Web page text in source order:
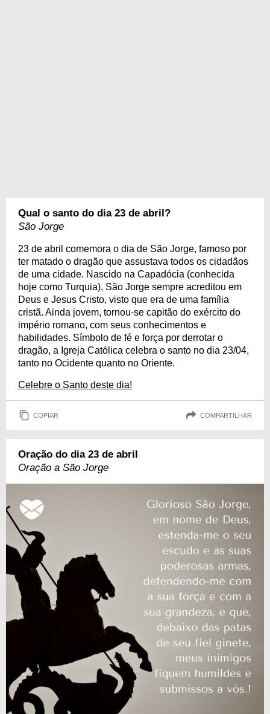
Qual o santo do dia 23 de abril?
São Jorge
23 de abril comemora o dia de São Jorge, famoso por
ter matado o dragão que assustava todos os cidadãos
de uma cidade. Nascido na Capadócia (conhecida
hoje como Turquia), São Jorge sempre acreditou em
Deus e Jesus Cristo, visto que era de uma família
cristã. Ainda jovem, tornou-se capitão do exército do
império romano, com seus conhecimentos e
habilidades. Símbolo de fé e força por derrotar o
dragão, a Igreja Católica celebra o santo no dia 23/04,
tanto no Ocidente quanto no Oriente.
Celebre o Santo deste dia!
COPIAR COMPARTILHAR
Oração do dia 23 de abril
Oração a São Jorge